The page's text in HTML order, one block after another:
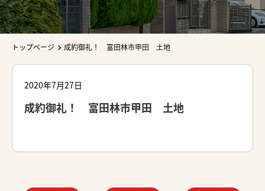
トップページ 成約御礼！ 富田林市甲田 土地
2020年7月27日
成約御礼！ 富田林市甲田 土地